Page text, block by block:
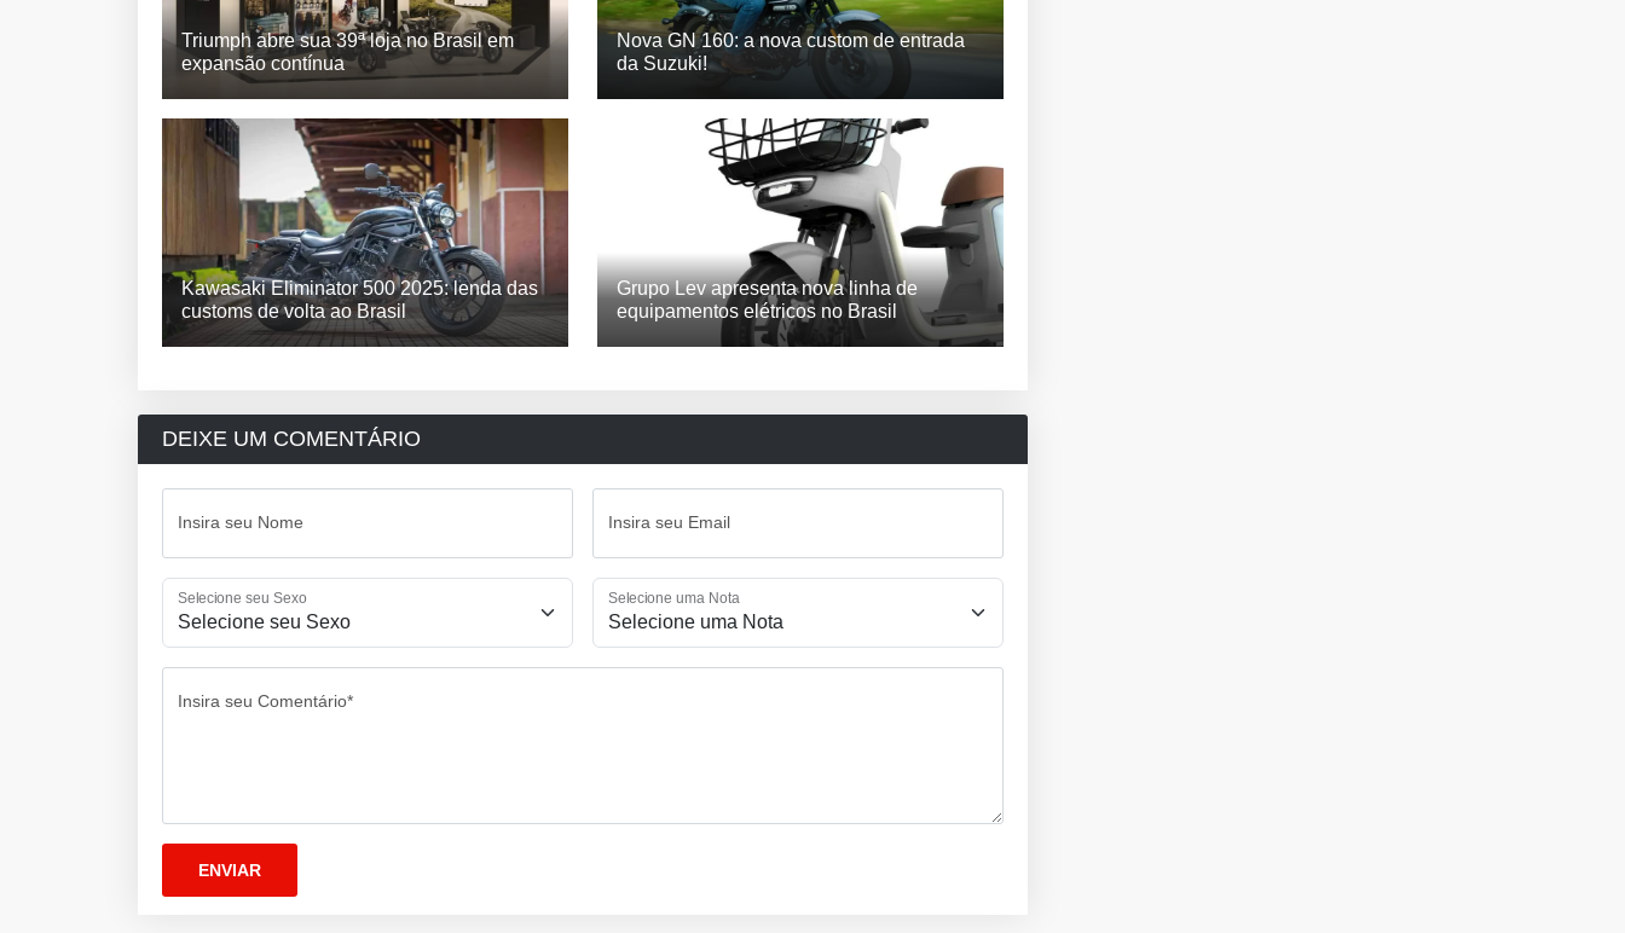
Triumph abre sua 39ª loja no Brasil em
expansão contínua
Nova GN 160: a nova custom de entrada
da Suzuki!
Kawasaki Eliminator 500 2025: lenda das
customs de volta ao Brasil
Grupo Lev apresenta nova linha de
equipamentos elétricos no Brasil
DEIXE UM COMENTÁRIO
Insira seu Nome Insira seu Email
Selecione seu Sexo Selecione uma Nota
Insira seu Comentário*